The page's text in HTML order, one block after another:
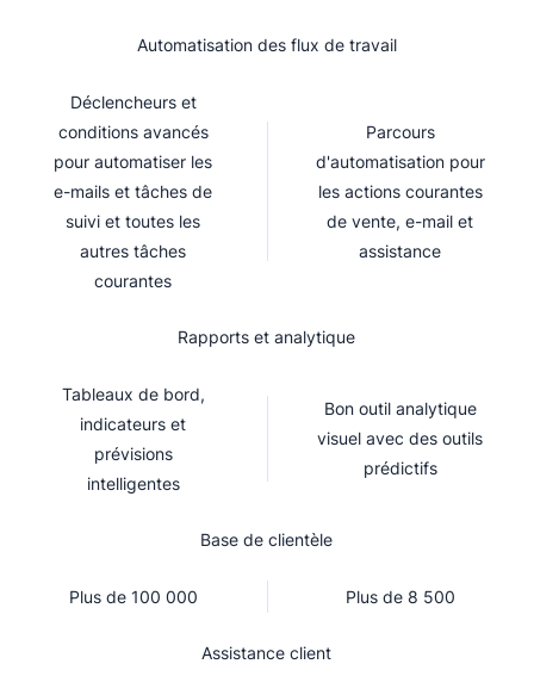
Automatisation des flux de travail
Déclencheurs et
conditions avancés
pour automatiser les
e-mails et tâches de
suivi et toutes les
autres tâches
courantes
Parcours
d'automatisation pour
les actions courantes
de vente, e-mail et
assistance
Rapports et analytique
Tableaux de bord,
indicateurs et
prévisions
intelligentes
Bon outil analytique
visuel avec des outils
prédictifs
Base de clientèle
Plus de 100 000 Plus de 8 500
Assistance client